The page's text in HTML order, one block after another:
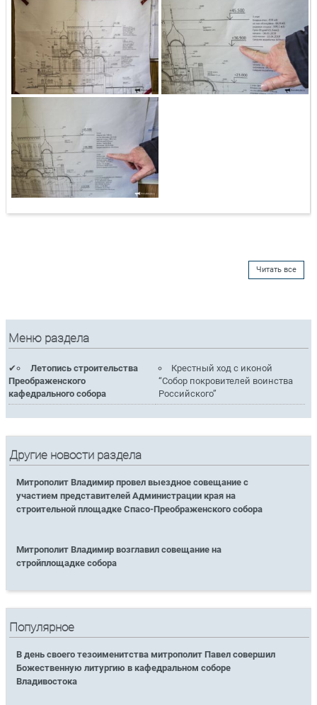
Читать все
Меню раздела
Летопись строительства
Преображенского
кафедрального собора
Крестный ход с иконой
“Собор покровителей воинства
Российского”
Другие новости раздела
Митрополит Владимир провел выездное совещание с
участием представителей Администрации края на
строительной площадке Спасо-Преображенского собора
Митрополит Владимир возглавил совещание на
стройплощадке собора
Популярное
В день своего тезоименитства митрополит Павел совершил
Божественную литургию в кафедральном соборе
Владивостока